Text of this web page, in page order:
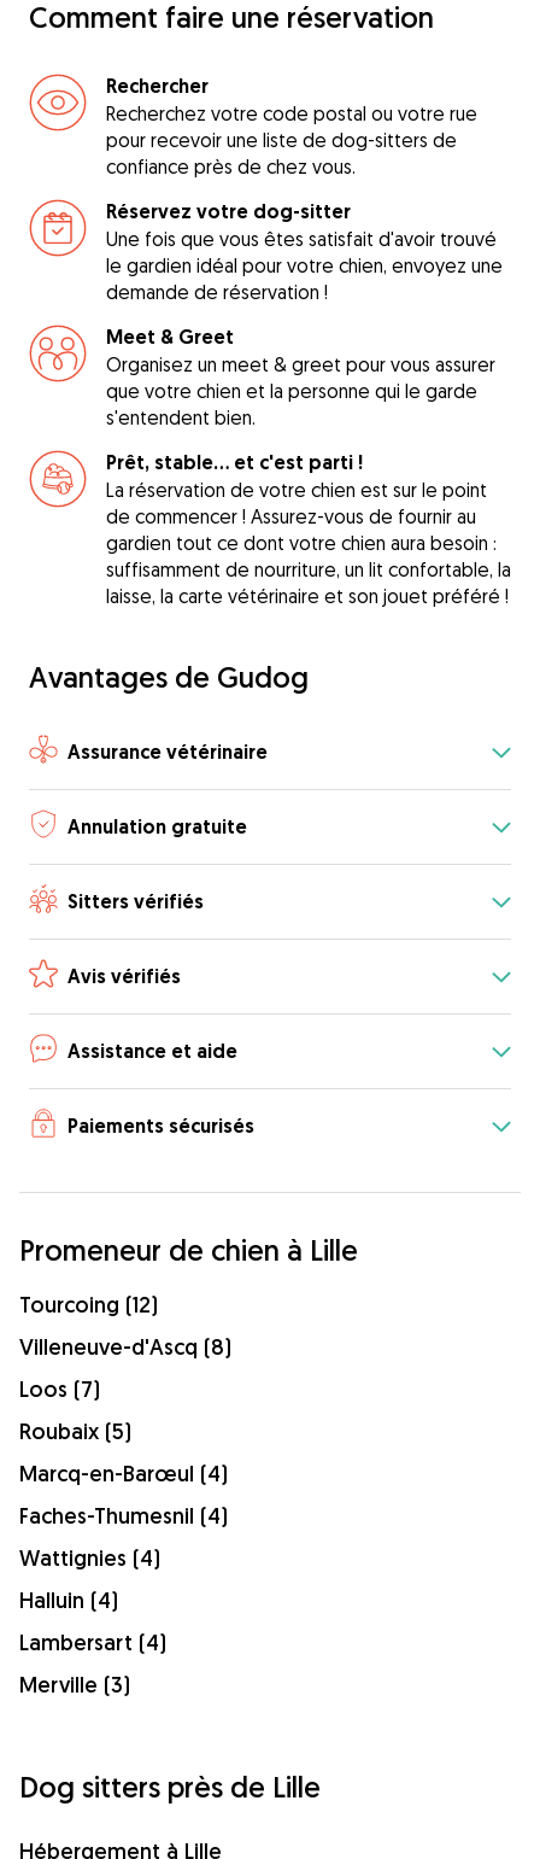
Comment faire une réservation
Rechercher
Recherchez votre code postal ou votre rue
pour recevoir une liste de dog-sitters de
confiance près de chez vous.
Réservez votre dog-sitter
Une fois que vous êtes satisfait d'avoir trouvé
le gardien idéal pour votre chien, envoyez une
demande de réservation !
Meet & Greet
Organisez un meet & greet pour vous assurer
que votre chien et la personne qui le garde
s'entendent bien.
Prêt, stable... et c'est parti !
La réservation de votre chien est sur le point
de commencer ! Assurez-vous de fournir au
gardien tout ce dont votre chien aura besoin :
suffisamment de nourriture, un lit confortable, la
laisse, la carte vétérinaire et son jouet préféré !
Avantages de Gudog
Assurance vétérinaire
Annulation gratuite
Sitters vérifiés
Avis vérifiés
Assistance et aide
Paiements sécurisés
Promeneur de chien à Lille
Tourcoing (12)
Villeneuve-d'Ascq (8)
Loos (7)
Roubaix (5)
Marcq-en-Barœul (4)
Faches-Thumesnil (4)
Wattignies (4)
Halluin (4)
Lambersart (4)
Merville (3)
Dog sitters près de Lille
Hébergement à Lille